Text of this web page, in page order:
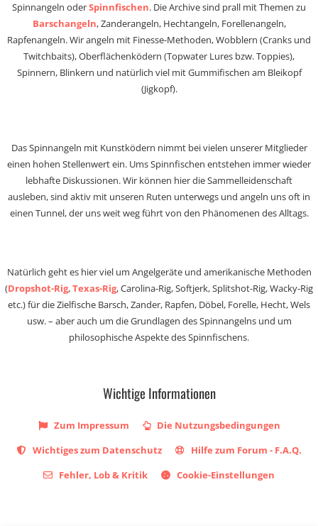
Spinnangeln oderSpinnfischen. Die Archive sind prall mit Themen zu
Barschangeln, Zanderangeln, Hechtangeln, Forellenangeln,
Rapfenangeln. Wir angeln mit Finesse-Methoden, Wobblern (Cranks und
Twitchbaits), Oberflächenködern (Topwater Lures bzw. Toppies),
Spinnern, Blinkern und natürlich viel mit Gummifischen am Bleikopf
(Jigkopf).
Das Spinnangeln mit Kunstködern nimmt bei vielen unserer Mitglieder
einen hohen Stellenwert ein. Ums Spinnfischen entstehen immer wieder
lebhafte Diskussionen. Wir können hier die Sammelleidenschaft
ausleben, sind aktiv mit unseren Ruten unterwegs und angeln uns oft in
einen Tunnel, der uns weit weg führt von den Phänomenen des Alltags.
Natürlich geht es hier viel um Angelgeräte und amerikanische Methoden
(Dropshot-Rig,Texas-Rig, Carolina-Rig, Softjerk, Splitshot-Rig, Wacky-Rig
etc.) für die Zielfische Barsch, Zander, Rapfen, Döbel, Forelle, Hecht, Wels
usw. – aber auch um die Grundlagen des Spinnangelns und um
philosophische Aspekte des Spinnfischens.
Wichtige Informationen
Zum Impressum
Die Nutzungsbedingungen
Wichtiges zum Datenschutz
Hilfe zum Forum - F.A.Q.
Fehler, Lob & Kritik
Cookie-Einstellungen